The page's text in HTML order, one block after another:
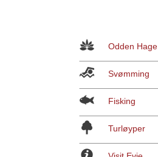
Odden Hage
Svømming
Fisking
Turløyper